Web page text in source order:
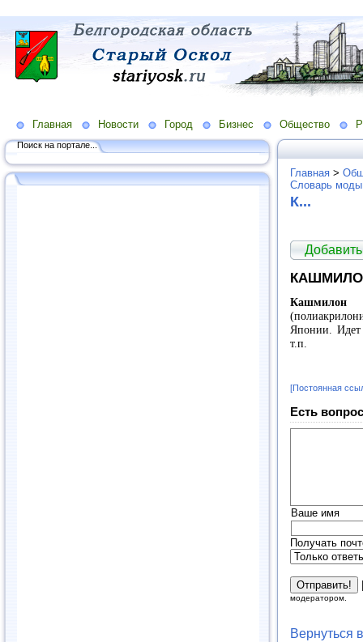
Главная Новости Город Бизнес Общество
Поиск на портале...
Главная >
Словарь
К...
Кашмилон
Японии. Идет
т.п.
[Постоянная
Есть
Ваше имя
Получать
модератором.
Вернуться